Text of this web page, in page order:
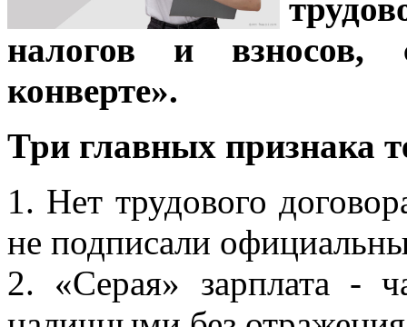
налогов и
конверте».
Три главных признака
1. Нет трудового
не подписали
2. «Серая» зарплата -